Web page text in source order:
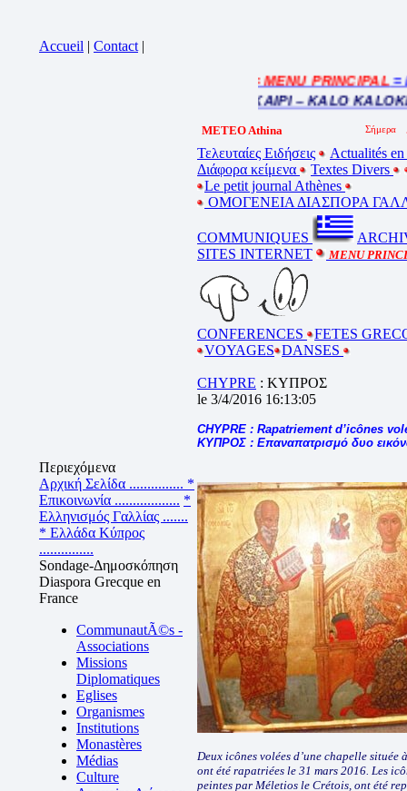
Accueil | Contact |
Περιεχόμενα
Αρχική Σελίδα ............... *
Επικοινωνία .................. *
Ελληνισμός Γαλλίας .......
* Ελλάδα Κύπρος
...............
Sondage-Δημοσκόπηση
Diaspora Grecque en
France
CommunautÃ©s -
Associations
Missions
Diplomatiques
Eglises
Organismes
Institutions
Monastères
Médias
Culture
= MENU PRINCIPAL=
BEL ETE – ΚΑΛΟ ΚΑΛΟΚΑΙΡΙ – KALO
METEO Athina
Τελευταίες Ειδήσεις
Actualités
Διάφορα κείμενα
Textes Divers
Le petit journal Athènes
ΟΜΟΓΕΝΕΙΑ ΔΙΑΣΠΟΡΑ
COMMUNIQUES
SITES INTERNET
MENU
CONFERENCES
FETES
VOYAGES DANSES
CHYPRE : ΚΥΠΡΟΣ
le 3/4/2016 16:13:05
CHYPRE : Rapatriement d’icônes
ΚΥΠΡΟΣ : Επαναπατρισμό δυο
Deux icônes volées d’une chapelle
ont été rapatriées le 31 mars 2016. Les
peintes par Méletios le Crétois, ont été